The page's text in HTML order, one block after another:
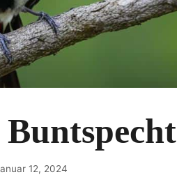
12, 2024